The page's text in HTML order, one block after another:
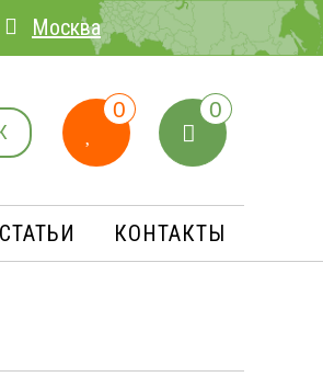
Москва
0 0
СТАТЬИ КОНТАКТЫ